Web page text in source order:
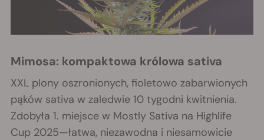
Mimosa: kompaktowa królowa sativa
XXL plony oszronionych, fioletowo zabarwionych
pąków sativa w zaledwie 10 tygodni kwitnienia.
Zdobyła 1. miejsce w Mostly Sativa na Highlife
Cup 2025—łatwa, niezawodna i niesamowicie